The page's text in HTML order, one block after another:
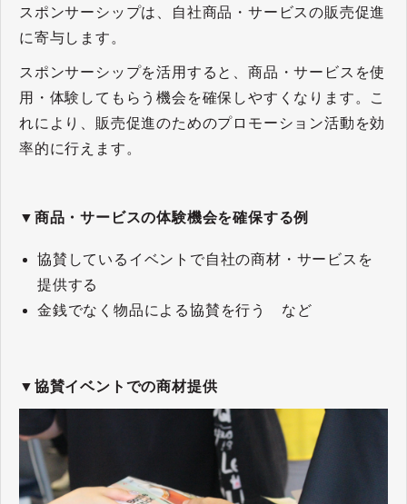
スポンサーシップは、自社商品・サービスの販売促進
に寄与します。
スポンサーシップを活用すると、商品・サービスを使
用・体験してもらう機会を確保しやすくなります。こ
れにより、販売促進のためのプロモーション活動を効
率的に行えます。
▼商品・サービスの体験機会を確保する例
協賛しているイベントで自社の商材・サービスを
提供する
金銭でなく物品による協賛を行う など
▼協賛イベントでの商材提供